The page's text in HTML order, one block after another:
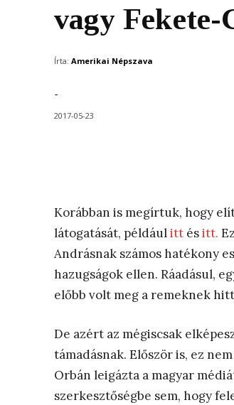
vagy Fekete-
Írta: Amerikai Népszava
-
2017-05-23
Korábban is megírtuk, hogy
látogatását, példáulitt ésitt.
Andrásnak számos hatékony
hazugságok ellen. Ráadásul,
előbb volt meg a remeknek
De azért az mégiscsak
támadásnak. Először is, ez
Orbán leigázta a magyar
szerkesztőségbe sem, hogy